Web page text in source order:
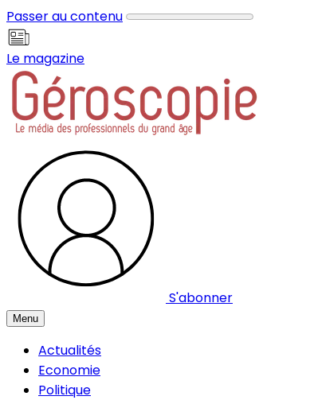
Passer au contenu
Le magazine
S'abonner
Menu
Actualités
Economie
Politique
Panneau de gestion des cookies